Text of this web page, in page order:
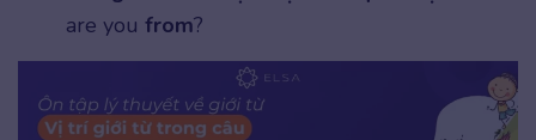
are you from?